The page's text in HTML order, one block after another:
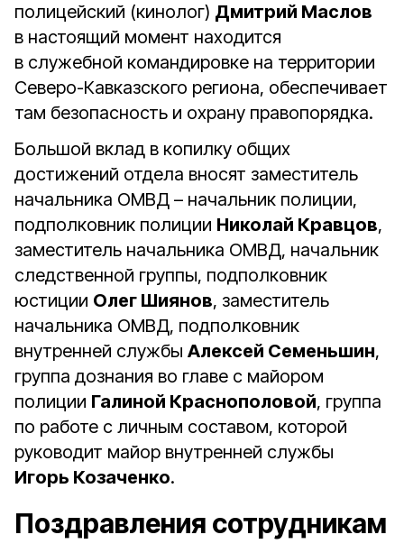
полицейский (кинолог) Дмитрий Маслов
в настоящий момент находится
в служебной командировке на территории
Северо-Кавказского региона, обеспечивает
там безопасность и охрану правопорядка.
Большой вклад в копилку общих
достижений отдела вносят заместитель
начальника ОМВД – начальник полиции,
подполковник полиции Николай Кравцов,
заместитель начальника ОМВД, начальник
следственной группы, подполковник
юстиции Олег Шиянов, заместитель
начальника ОМВД, подполковник
внутренней службы Алексей Семеньшин,
группа дознания во главе с майором
полиции Галиной Краснополовой, группа
по работе с личным составом, которой
руководит майор внутренней службы
Игорь Козаченко.
Поздравления сотрудникам